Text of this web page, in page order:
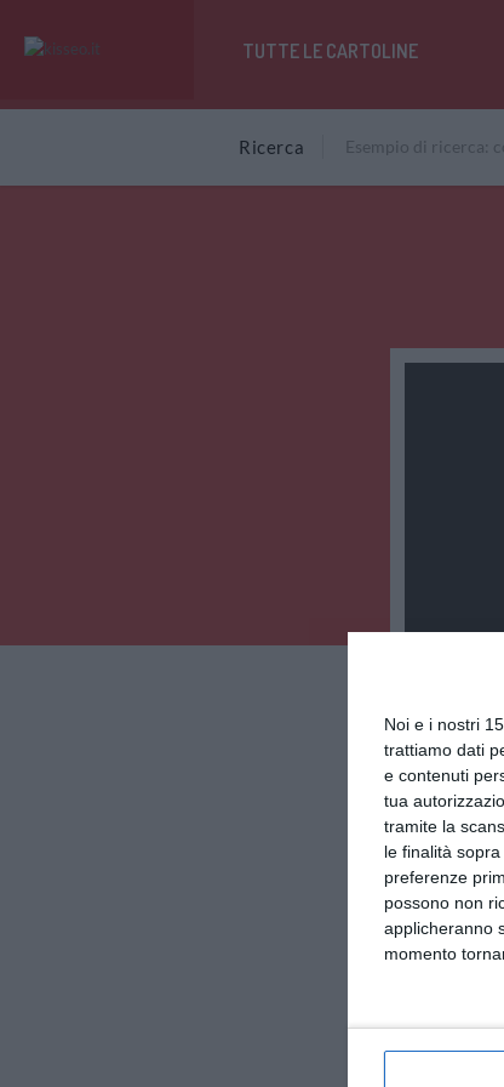
Noi e i nostri
trattiamo dati
e contenuti
tua
tramite la
le finalità
preferenze
possono non
applicheranno
momento
TUTTE LE CARTOLINE
Ricerca